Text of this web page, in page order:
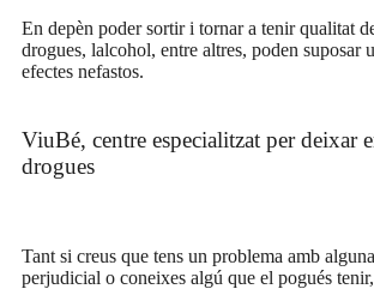
En depèn poder sortir i tornar a tenir qualitat
drogues, lalcohol, entre altres, poden suposar
efectes nefastos.
ViuBé, centre especialitzat per deixar
drogues
Tant si creus que tens un problema amb
perjudicial o coneixes algú que el pogués